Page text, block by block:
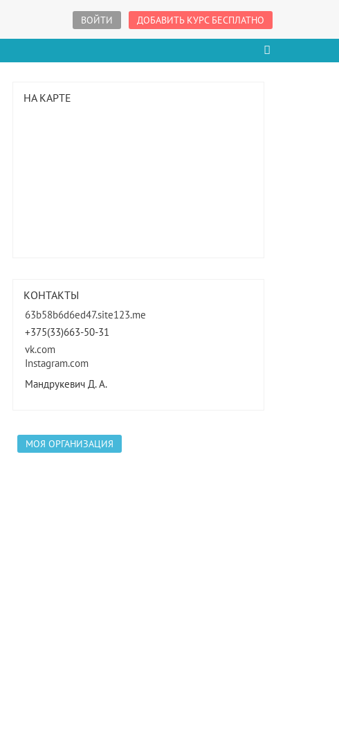
ВОЙТИ ДОБАВИТЬ КУРС БЕСПЛАТНО
НА КАРТЕ
КОНТАКТЫ
63b58b6d6ed47.site123.me
+375(33)663-50-31
vk.com
Instagram.com
Мандрукевич Д. А.
МОЯ ОРГАНИЗАЦИЯ